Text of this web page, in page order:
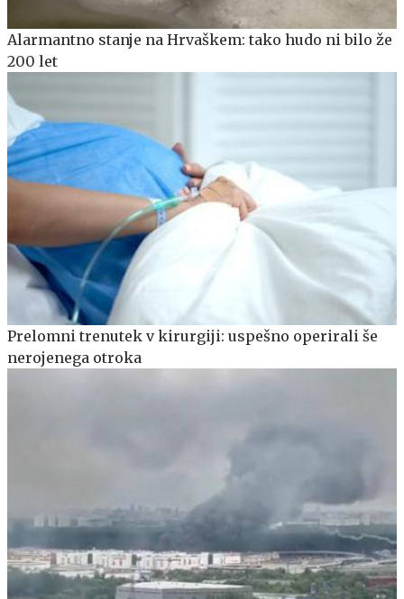
Alarmantno stanje na Hrvaškem: tako hudo ni bilo že
200 let
Prelomni trenutek v kirurgiji: uspešno operirali še
nerojenega otroka